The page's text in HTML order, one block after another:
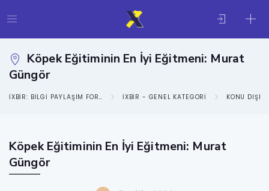
Köpek Eğitiminin En İyi Eğitmeni: Murat
Güngör
IXBIR: BILGI PAYLAŞIM FORUMU IXBIR - GENEL KATEGORI KONU DIŞI
Köpek Eğitiminin En İyi Eğitmeni: Murat
Güngör